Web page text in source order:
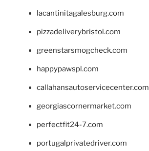
lacantinitagalesburg.com
pizzadeliverybristol.com
greenstarsmogcheck.com
happypawspl.com
callahansautoservicecenter.com
georgiascornermarket.com
perfectfit24-7.com
portugalprivatedriver.com